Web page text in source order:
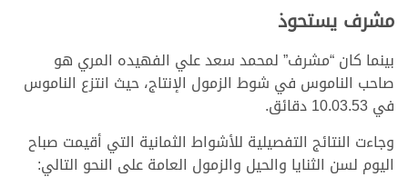
مشرف يستحوذ
بينما كان “مشرف” لمحمد سعد علي الفهيده المري هو
صاحب الناموس في شوط الزمول الإنتاج، حيث انتزع الناموس
في 10.03.53 دقائق.
وجاءت النتائج التفصيلية للأشواط الثمانية التي أقيمت صباح
اليوم لسن الثنايا والحيل والزمول العامة على النحو التالي: